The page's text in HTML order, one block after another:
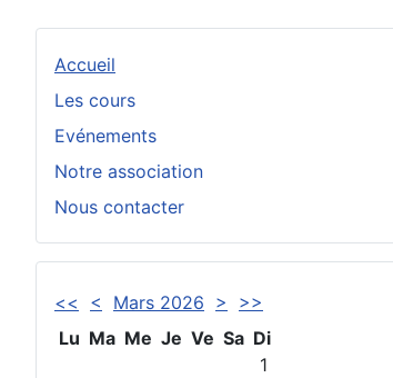
Accueil
Les cours
Evénements
Notre association
Nous contacter
<< < Mars 2026 >
>>
Lu Ma Me Je Ve Sa Di
1